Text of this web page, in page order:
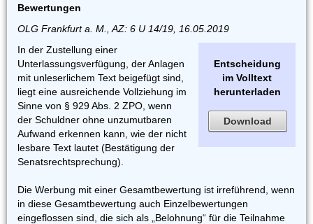
Bewertungen
OLG Frankfurt a. M., AZ: 6 U 14/19, 16.05.2019
Entscheidung
im Volltext
herunterladen
Download
In der Zustellung einer
Unterlassungsverfügung, der Anlagen
mit unleserlichem Text beigefügt sind,
liegt eine ausreichende Vollziehung im
Sinne von § 929 Abs. 2 ZPO, wenn
der Schuldner ohne unzumutbaren
Aufwand erkennen kann, wie der nicht
lesbare Text lautet (Bestätigung der
Senatsrechtsprechung).
Die Werbung mit einer Gesamtbewertung ist irreführend, wenn
in diese Gesamtbewertung auch Einzelbewertungen
eingeflossen sind, die sich als „Belohnung“ für die Teilnahme